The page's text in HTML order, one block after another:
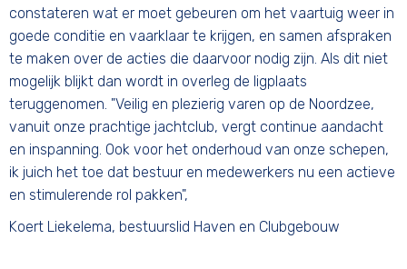
constateren wat er moet gebeuren om het vaartuig weer in
goede conditie en vaarklaar te krijgen, en samen afspraken
te maken over de acties die daarvoor nodig zijn. Als dit niet
mogelijk blijkt dan wordt in overleg de ligplaats
teruggenomen. "Veilig en plezierig varen op de Noordzee,
vanuit onze prachtige jachtclub, vergt continue aandacht
en inspanning. Ook voor het onderhoud van onze schepen,
ik juich het toe dat bestuur en medewerkers nu een actieve
en stimulerende rol pakken",
Koert Liekelema, bestuurslid Haven en Clubgebouw